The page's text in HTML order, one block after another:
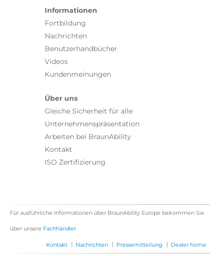
Informationen
Fortbildung
Nachrichten
Benutzerhandbücher
Videos
Kundenmeinungen
Über uns
Gleiche Sicherheit für alle
Unternehmenspräsentation
Arbeiten bei BraunAbility
Kontakt
ISO Zertifizierung
Für ausführliche Informationen über BraunAbility Europe bekommen Sie
über unsere Fachhändler
Kontakt | Nachrichten | Pressemitteilung | Dealer home